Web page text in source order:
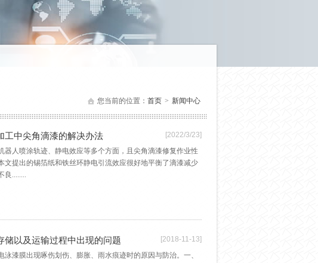
您当前的位置： 首页 > 新闻中心
工中尖角滴漆的解决办法
[2022/3/23]
器人喷涂轨迹、静电效应等多个方面，且尖角滴漆修复作业性
文提出的锡箔纸和铁丝环静电引流效应很好地平衡了滴漆减少
良........
储以及运输过程中出现的问题
[2018-11-13]
漆膜出现啄伤划伤、膨胀、雨水痕迹时的原因与防治。一、